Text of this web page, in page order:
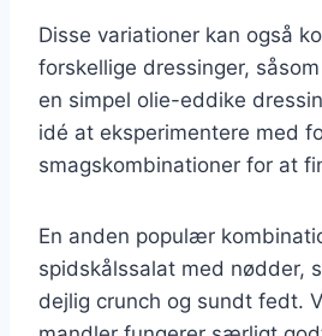
Disse variationer kan også
forskellige dressinger,
en simpel olie-eddike
idé at eksperimentere med
smagskombinationer for at
En anden populær
spidskålssalat med nødder,
dejlig crunch og sundt fedt.